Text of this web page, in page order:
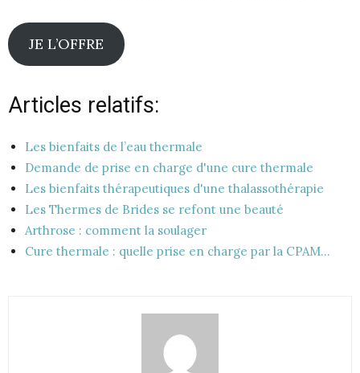
JE L’OFFRE
Articles relatifs:
Les bienfaits de l’eau thermale
Demande de prise en charge d'une cure thermale
Les bienfaits thérapeutiques d'une thalassothérapie
Les Thermes de Brides se refont une beauté
Arthrose : comment la soulager
Cure thermale : quelle prise en charge par la CPAM…